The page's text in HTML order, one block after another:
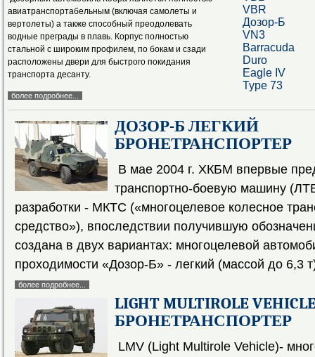
VBR
Дозор-Б
VN3
Barracuda
Duro
Eagle IV
Type 73
авиатранспортабельным (включая самолеты и
вертолеты) а также способный преодолевать
водные преграды в плавь. Корпус полностью
стальной с широким профилем, по бокам и сзади
расположены двери для быстрого покидания
транспорта десанту.
более подробнее...
ДОЗОР-Б ЛЕГКИЙ
БРОНЕТРАНСПОРТЕР
В мае 2004 г. ХКБМ впервые
транспортно-боевую машину
разработки - МКТС («многоцелевое колесное
средство»), впоследствии получившую
создана в двух вариантах: многоцелевой
проходимости «Дозор-Б» - легкий (массой до 6,3
более подробнее...
LIGHT MULTIROLE
БРОНЕТРАНСПОРТЕР
LMV (Light Multirole Vehicle)-